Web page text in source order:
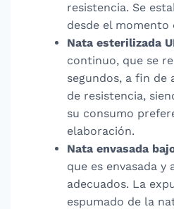
resistencia. Se
desde el momento
Nata esterilizada
continuo, que se
segundos, a fin de
de resistencia,
su consumo
elaboración.
Nata envasada
que es envasada
adecuados. La
espumado de la